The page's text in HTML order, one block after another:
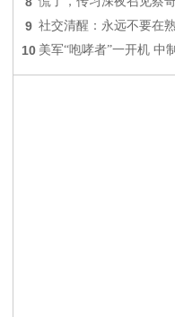
9 社交清醒：永远不要在
10 美军“咆哮者”一开机 中